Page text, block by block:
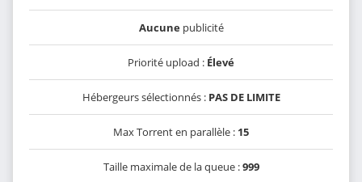
Aucunepublicité
Priorité upload : Élevé
Hébergeurs sélectionnés : PAS DE LIMITE
Max Torrent en parallèle : 15
Taille maximale de la queue :999